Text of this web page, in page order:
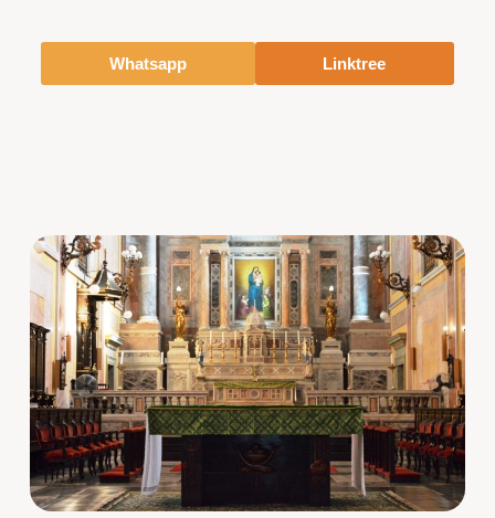
Whatsapp Linktree